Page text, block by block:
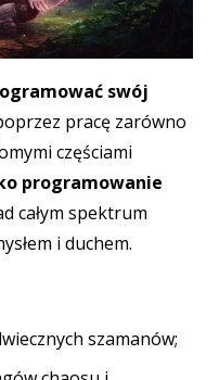
swój
pracę zarówno
częściami
programowanie
całym spektrum
i duchem.
szamanów;